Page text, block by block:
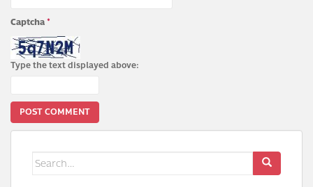
Captcha*
Type the text displayed above:
Search
for: